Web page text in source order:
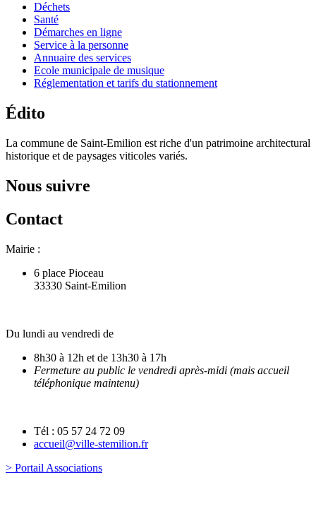
Déchets
Santé
Démarches en ligne
Service à la personne
Annuaire des services
Ecole municipale de musique
Réglementation et tarifs du stationnement
Édito
La commune de Saint-Emilion est riche d'un patrimoine architectural
historique et de paysages viticoles variés.
Nous suivre
Contact
Mairie :
6 place Pioceau
33330 Saint-Emilion
Du lundi au vendredi de
8h30 à 12h et de 13h30 à 17h
Fermeture au public le vendredi après-midi (mais accueil
téléphonique maintenu)
Tél : 05 57 24 72 09
accueil@ville-stemilion.fr
> Portail Associations